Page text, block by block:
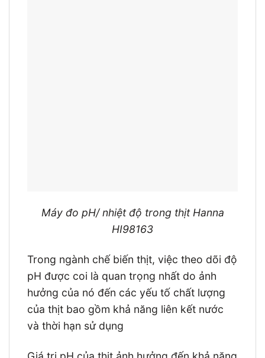
Máy đo pH/ nhiệt độ trong thịt Hanna
HI98163
Trong ngành chế biến thịt, việc theo dõi độ
pH được coi là quan trọng nhất do ảnh
hưởng của nó đến các yếu tố chất lượng
của thịt bao gồm khả năng liên kết nước
và thời hạn sử dụng